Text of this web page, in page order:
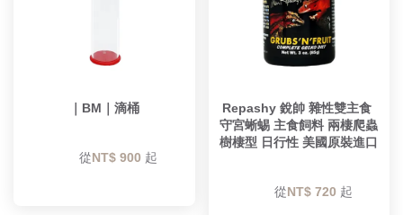
｜BM｜滴桶
        從
NT$ 900 起
Repashy 銳帥 雜性雙主食
守宮蜥蜴 主食飼料 兩棲爬蟲
樹棲型 日行性 美國原裝進口
        從
NT$ 720 起